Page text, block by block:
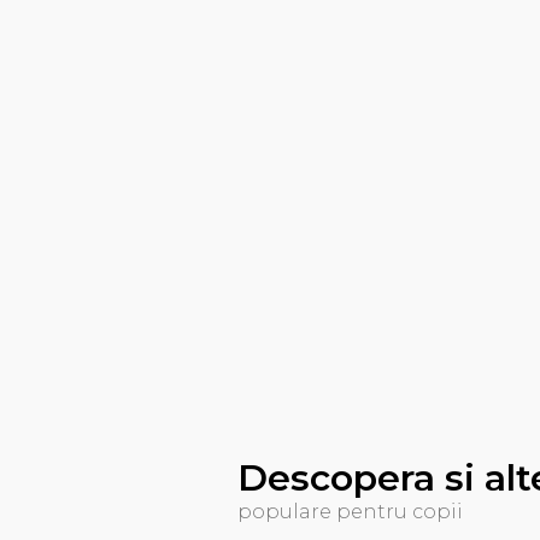
Descopera si
populare pentru copii